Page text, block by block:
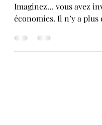
Imaginez… vous avez
économies. Il n’y a plus de plan B, plus de